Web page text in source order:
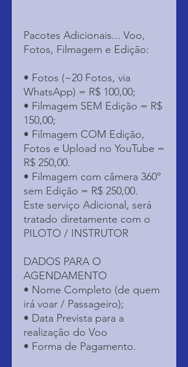
Pacotes Adicionais... Voo,
Fotos, Filmagem e Edição:
• Fotos (~20 Fotos, via
WhatsApp) = R$ 100,00;
• Filmagem SEM Edição = R$
150,00;
• Filmagem COM Edição,
Fotos e Upload no YouTube =
R$ 250,00.
• Filmagem com câmera 360°
sem Edição = R$ 250,00.
Este serviço Adicional, será
tratado diretamente com o
PILOTO / INSTRUTOR
DADOS PARA O
AGENDAMENTO
• Nome Completo (de quem
irá voar / Passageiro);
• Data Prevista para a
realização do Voo
• Forma de Pagamento.